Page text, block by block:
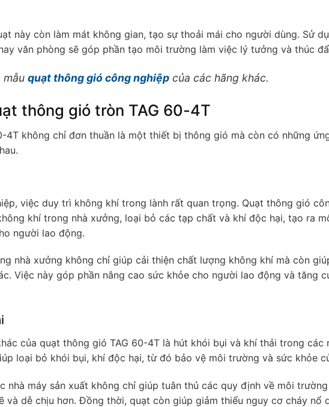
này còn làm mát không gian, tạo sự thoải mái cho người dùng. Sử
văn phòng sẽ góp phần tạo môi trường làm việc lý tưởng và thúc
mẫu quạt thông gió công nghiệpcủa các hãng khác.
thông gió tròn TAG 60-4T
4T không chỉ đơn thuần là một thiết bị thông gió mà còn có những
việc duy trì không khí trong lành rất quan trọng. Quạt thông gió
khí trong nhà xưởng, loại bỏ các tạp chất và khí độc hại, tạo ra
người lao động.
nhà xưởng không chỉ giúp cải thiện chất lượng không khí mà còn
Việc này góp phần nâng cao sức khỏe cho người lao động và tăng
của quạt thông gió TAG 60-4T là hút khói bụi và khí thải trong các
loại bỏ khói bụi, khí độc hại, từ đó bảo vệ môi trường và sức khỏe
nhà máy sản xuất không chỉ giúp tuân thủ các quy định về môi
và dễ chịu hơn. Đồng thời, quạt còn giúp giảm thiểu nguy cơ cháy nổ